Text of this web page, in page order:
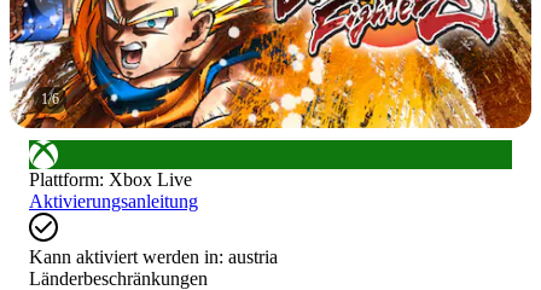
1/6
Plattform: Xbox Live
Aktivierungsanleitung
Kann aktiviert werden in: austria
Länderbeschränkungen